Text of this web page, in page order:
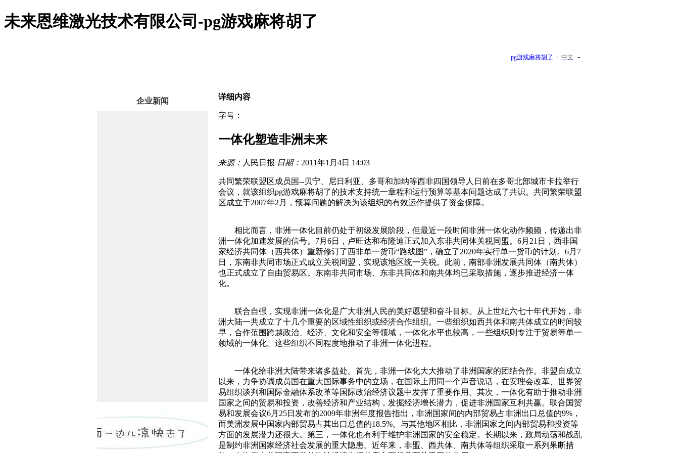
未来恩维激光技术有限公司-pg游戏麻将胡了
pg游戏麻将胡了 - 中文 -
企业新闻 详细内容
字号：
一体化塑造非洲未来
来源： 人民日报 日期： 2011年1月4日 14:03
共同繁荣联盟区成员国--贝宁、尼日利亚、多哥和加纳等西非四国领导人日前在多哥北部城市卡拉举行
会议，就该组织pg游戏麻将胡了的技术支持统一章程和运行预算等基本问题达成了共识。共同繁荣联盟
区成立于2007年2月，预算问题的解决为该组织的有效运作提供了资金保障。
相比而言，非洲一体化目前仍处于初级发展阶段，但最近一段时间非洲一体化动作频频，传递出非
洲一体化加速发展的信号。7月6日，卢旺达和布隆迪正式加入东非共同体关税同盟。6月21日，西非国
家经济共同体（西共体）重新修订了西非单一货币“路线图”，确立了2020年实行单一货币的计划。6月7
日，东南非共同市场正式成立关税同盟，实现该地区统一关税。此前，南部非洲发展共同体（南共体）
也正式成立了自由贸易区。东南非共同市场、东非共同体和南共体均已采取措施，逐步推进经济一体
化。
联合自强，实现非洲一体化是广大非洲人民的美好愿望和奋斗目标。从上世纪六七十年代开始，非
洲大陆一共成立了十几个重要的区域性组织或经济合作组织。一些组织如西共体和南共体成立的时间较
早，合作范围跨越政治、经济、文化和安全等领域，一体化水平也较高，一些组织则专注于贸易等单一
领域的一体化。这些组织不同程度地推动了非洲一体化进程。
一体化给非洲大陆带来诸多益处。首先，非洲一体化大大推动了非洲国家的团结合作。非盟自成立
以来，力争协调成员国在重大国际事务中的立场，在国际上用同一个声音说话，在安理会改革、世界贸
易组织谈判和国际金融体系改革等国际政治经济议题中发挥了重要作用。其次，一体化有助于推动非洲
国家之间的贸易和投资，改善经济和产业结构，发掘经济增长潜力，促进非洲国家互利共赢。联合国贸
易和发展会议6月25日发布的2009年非洲年度报告指出，非洲国家间的内部贸易占非洲出口总值的9%，
而美洲发展中国家内部贸易占其出口总值的18.5%。与其他地区相比，非洲国家之间内部贸易和投资等
方面的发展潜力还很大。第三，一体化也有利于维护非洲国家的安全稳定。长期以来，政局动荡和战乱
是制约非洲国家经济社会发展的重大隐患。近年来，非盟、西共体、南共体等组织采取一系列果断措